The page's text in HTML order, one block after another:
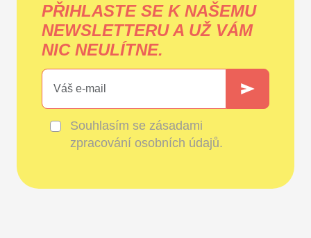
PŘIHLASTE SE K NAŠEMU
NEWSLETTERU A UŽ VÁM
NIC NEULÍTNE.
Souhlasím se zásadami
zpracování osobních údajů.